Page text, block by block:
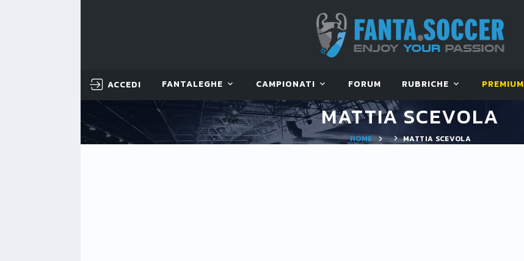
ACCEDI FANTALEGHE CAMPIONATI FORUM RUBRICHE PREMIUM
MATTIA SCEVOLA
HOME MATTIA SCEVOLA